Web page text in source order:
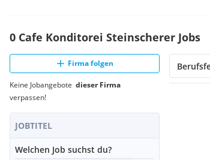
0 Cafe Konditorei Steinscherer Jobs
Firma folgen
Keine Jobangebote dieser Firma
verpassen!
JOBTITEL
Welchen Job suchst du?